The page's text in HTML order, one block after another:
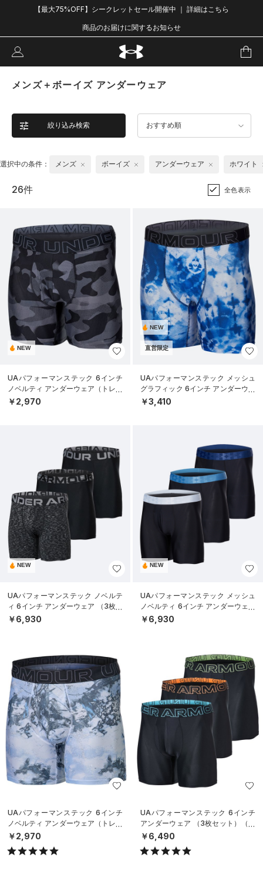
【最大75%OFF】シークレットセール開催中 ｜ 詳細はこちら
商品のお届けに関するお知らせ
メンズ＋ボーイズ アンダーウェア
絞り込み検索 おすすめ順
選択中の条件： メンズ ボーイズ アンダーウェア ホワイト
26件 全色表示
NEW
UAパフォーマンステック 6インチ
ノベルティ アンダーウェア（トレー
ニング/MEN）
￥2,970
NEW
直営限定
UAパフォーマンステック メッシュ
グラフィック 6インチ アンダーウェ
ア（トレーニング/MEN）
￥3,410
NEW
UAパフォーマンステック ノベルテ
ィ 6インチ アンダーウェア （3枚セ
ット）（トレーニング/MEN）
￥6,930
NEW
UAパフォーマンステック メッシュ
ノベルティ 6インチ アンダーウェア
（3枚セット）（トレーニング/ME
￥6,930
UAパフォーマンステック 6インチ
ノベルティ アンダーウェア（トレー
ニング/MEN）
￥2,970
UAパフォーマンステック 6インチ
アンダーウェア （3枚セット）（ト
レーニング/MEN）
￥6,490